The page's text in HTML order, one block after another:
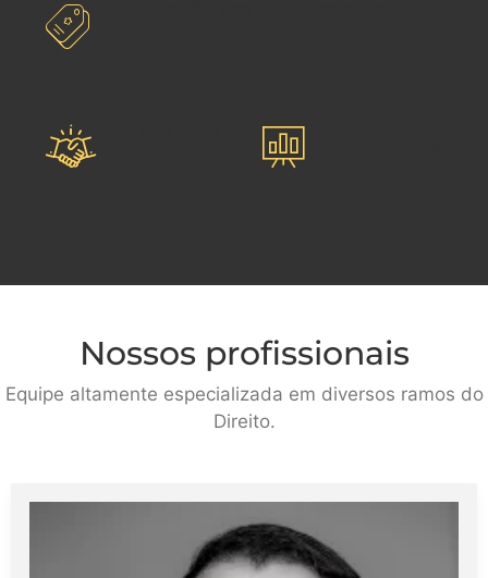
Controladoria
Nossos profissionais
Equipe altamente especializada em diversos ramos do
Direito.